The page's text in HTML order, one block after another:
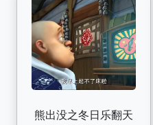
熊出没之冬日乐翻天